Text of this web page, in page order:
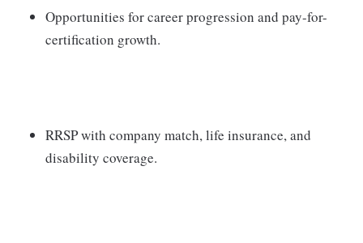
Opportunities for career progression and pay-for-
certification growth.
RRSP with company match, life insurance, and
disability coverage.